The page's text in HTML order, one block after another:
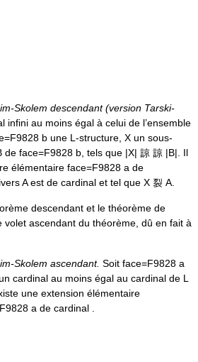
Skolem descendant (version Tarski-
infini au moins égal à celui de l’ensemble
b une L-structure, X un sous-
de face=F9828 b, tels que |X| 諒 諒 |B|. Il
élémentaire face=F9828 a de
A est de cardinal et tel que X 裂 A.
descendant et le théorème de
volet ascendant du théorème, dû en fait à
Skolem ascendant. Soit face=F9828 a
cardinal au moins égal au cardinal de L
une extension élémentaire
a de cardinal .